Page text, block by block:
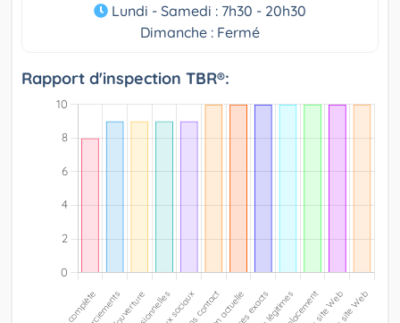
Lundi - Samedi : 7h30 - 20h30
Dimanche : Fermé
Rapport d'inspection TBR®: